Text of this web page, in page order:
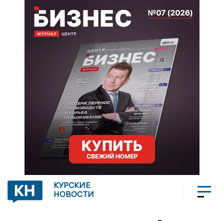
КУРСКИЕ
НОВОСТИ